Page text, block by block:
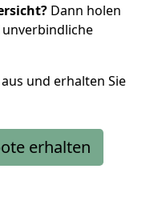
Dann holen
und erhalten Sie
erhalten